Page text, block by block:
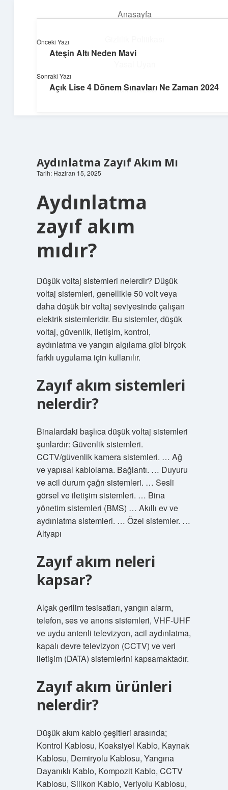
Anasayfa
Hakkımızda
Teknoloji ve İlham
Dijital dünyada keyifli bir macera!
Aydınlatma Zayıf Akım Mı
Tarih: Haziran 15, 2025
Aydınlatma
zayıf akım
mıdır?
Düşük voltaj sistemleri nelerdir? Düşük
voltaj sistemleri, genellikle 50 volt veya
daha düşük bir voltaj seviyesinde çalışan
elektrik sistemleridir. Bu sistemler, düşük
voltaj, güvenlik, iletişim, kontrol,
aydınlatma ve yangın algılama gibi birçok
farklı uygulama için kullanılır.
Zayıf akım sistemleri
nelerdir?
Binalardaki başlıca düşük voltaj sistemleri
şunlardır: Güvenlik sistemleri.
CCTV/güvenlik kamera sistemleri. … Ağ
ve yapısal kablolama. Bağlantı. … Duyuru
ve acil durum çağrı sistemleri. … Sesli
görsel ve iletişim sistemleri. … Bina
yönetim sistemleri (BMS) … Akıllı ev ve
aydınlatma sistemleri. … Özel sistemler. …
Altyapı
Zayıf akım neleri
kapsar?
Alçak gerilim tesisatları, yangın alarm,
telefon, ses ve anons sistemleri, VHF-UHF
ve uydu antenli televizyon, acil aydınlatma,
kapalı devre televizyon (CCTV) ve veri
iletişim (DATA) sistemlerini kapsamaktadır.
Zayıf akım ürünleri
nelerdir?
Düşük akım kablo çeşitleri arasında;
Kontrol Kablosu, Koaksiyel Kablo, Kaynak
Kablosu, Demiryolu Kablosu, Yangına
Dayanıklı Kablo, Kompozit Kablo, CCTV
Kablosu, Silikon Kablo, Veriyolu Kablosu,
Önceki Yazı
Ateşin Altı Neden Mavi
Sonraki Yazı
Açık Lise 4 Dönem Sınavları Ne Zaman 2024